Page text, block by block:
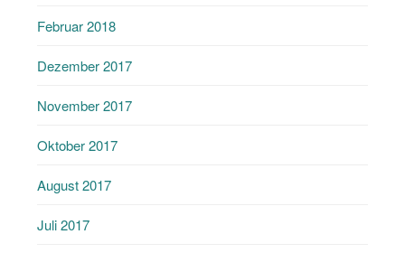
Februar 2018
Dezember 2017
November 2017
Oktober 2017
August 2017
Juli 2017